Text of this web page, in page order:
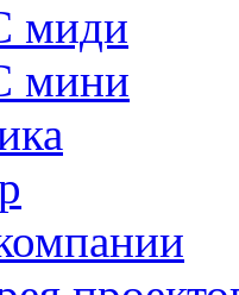
миди
мини